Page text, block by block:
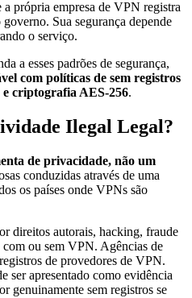
própria empresa de VPN registra
Sua segurança depende
o serviço.
a esses padrões de segurança,
com políticas de sem registros
e criptografia AES-256.
Ilegal Legal?
de privacidade, não um
conduzidas através de uma
os países onde VPNs são
direitos autorais, hacking, fraude
ou sem VPN. Agências de
de provedores de VPN.
ser apresentado como evidência
genuinamente sem registros se